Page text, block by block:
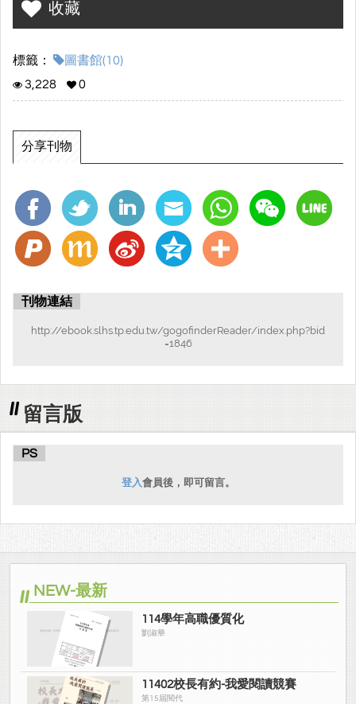
收藏
標籤：
圖書館(10)
3,228
0
分享刊物
刊物連結
http://ebook.slhs.tp.edu.tw/gogofinderReader/index.php?bid
=1846
留言版
PS
登入會員後，即可留言。
NEW-最新
114學年高職優質化
劉淑華
11402校長有約-我愛閱讀競賽
第15屆閱代